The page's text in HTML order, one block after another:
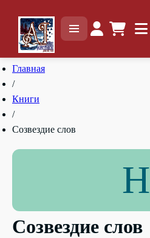
Главная
/
Книги
/
Созвездие слов
Н
Созвездие слов